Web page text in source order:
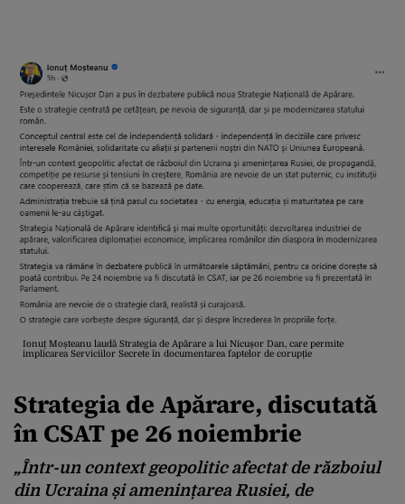
Ionuț Moșteanu laudă Strategia de Apărare a lui Nicușor Dan, care permite
implicarea Serviciilor Secrete în documentarea faptelor de corupție
Strategia de Apărare, discutată
în CSAT pe 26 noiembrie
„Într-un context geopolitic afectat de războiul
din Ucraina și amenințarea Rusiei, de